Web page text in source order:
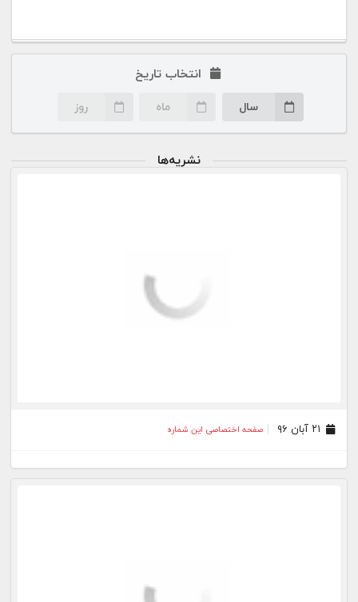
انتخاب تاریخ
سال ماه روز
نشریه‌ها
صفحه اختصاصی این شماره